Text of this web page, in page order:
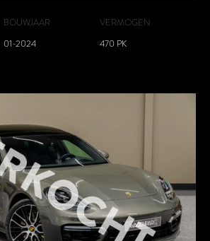
BOUWJAAR
01-2024
VERMOGEN
470 PK